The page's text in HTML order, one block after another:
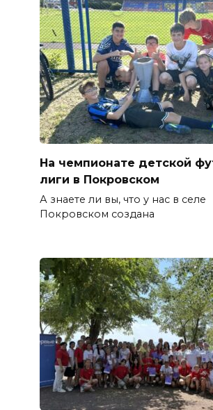
На чемпионате детской
лиги в Покровском
А знаете ли вы, что у нас в селе
Покровском создана